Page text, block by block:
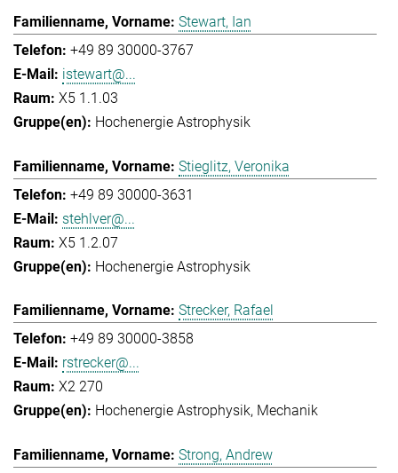
Stewart, Ian
+49 89 30000-3767
istewart@...
X5 1.1.03
Hochenergie Astrophysik
Stieglitz, Veronika
+49 89 30000-3631
stehlver@...
X5 1.2.07
Hochenergie Astrophysik
Strecker, Rafael
+49 89 30000-3858
rstrecker@...
X2 270
Hochenergie Astrophysik Mechanik
Strong, Andrew